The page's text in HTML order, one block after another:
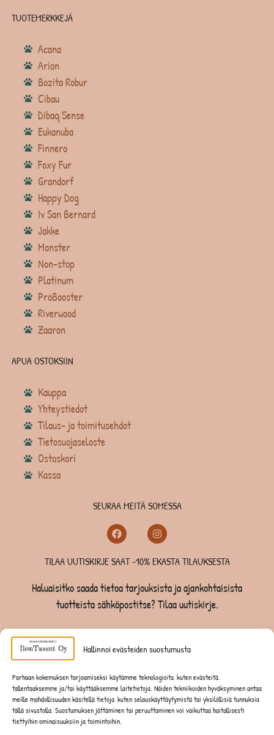
Hallinnoi evästeiden suostumusta
Parhaan kokemuksen tarjoamiseksi käytämme teknologioita, kuten evästeitä,
tallentaaksemme ja/tai käyttääksemme laitetietoja. Näiden tekniikoiden hyväksyminen antaa
meille mahdollisuuden käsitellä tietoja, kuten selauskäyttäytymistä tai yksilöllisiä tunnuksia
tällä sivustolla. Suostumuksen jättäminen tai peruuttaminen voi vaikuttaa haitallisesti
tiettyihin ominaisuuksiin ja toimintoihin.
TUOTEMERKKEJÄ
Acana
Arion
Bozita Robur
Cibau
Dibaq Sense
Eukanuba
Finnero
Foxy Fur
Grandorf
Happy Dog
Iv San Bernard
Jakke
Monster
Non-stop
Platinum
ProBooster
Riverwood
Zaaron
APUA OSTOKSIIN
Kauppa
Yhteystiedot
Tilaus- ja toimitusehdot
Tietosuojaseloste
Ostoskori
Kassa
SEURAA MEITÄ SOMESSA
TILAA UUTISKIRJE SAAT -10% EKASTA TILAUKSESTA
Haluaisitko saada tietoa tarjouksista ja ajankohtaisista
tuotteista sähköpostitse? Tilaa uutiskirje.
TILAA UUTISKIRJE -SAAT -10% EKASTA TILAUKSESTA
KISSOILLE
JYRSIJÖILLE